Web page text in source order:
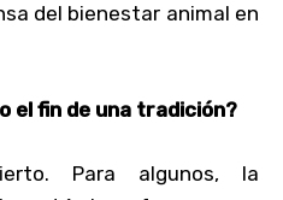
del bienestar animal en
el fin de una tradición?
Para algunos, la